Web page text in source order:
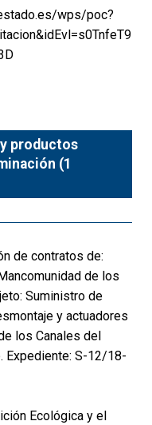
wps/poc?
productos
(1
de contratos de:
de los
Suministro de
y actuadores
los Canales del
Expediente: S-12/18-
Ecológica y el